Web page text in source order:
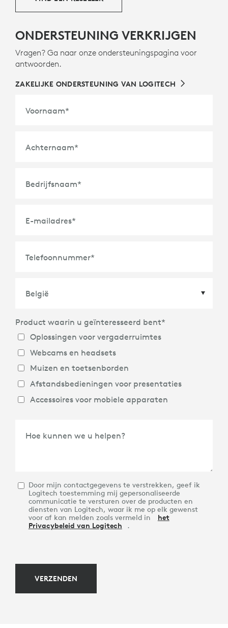
ONDERSTEUNING VERKRIJGEN
Vragen? Ga naar onze ondersteuningspagina voor
antwoorden.
ZAKELIJKE ONDERSTEUNING VAN LOGITECH
Voornaam*
Achternaam*
Bedrijfsnaam*
E-mailadres*
Telefoonnummer*
Land*
Product waarin u geïnteresseerd bent*
Oplossingen voor vergaderruimtes
Webcams en headsets
Muizen en toetsenborden
Afstandsbedieningen voor presentaties
Accessoires voor mobiele apparaten
Hoe kunnen we u helpen?
Door mijn contactgegevens te verstrekken, geef ik
Logitech toestemming mij gepersonaliseerde
communicatie te versturen over de producten en
diensten van Logitech, waar ik me op elk gewenst
voor af kan melden zoals vermeld in
het
Privacybeleid van Logitech
.
VERZENDEN